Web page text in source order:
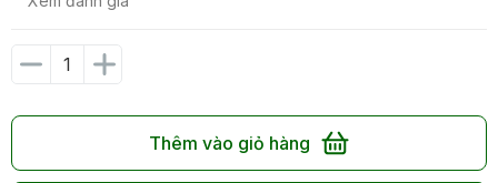
Thêm vào giỏ hàng